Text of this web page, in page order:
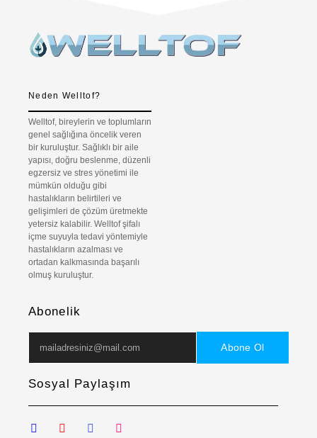
Neden Welltof?
Welltof, bireylerin ve toplumların
genel sağlığına öncelik veren
bir kuruluştur. Sağlıklı bir aile
yapısı, doğru beslenme, düzenli
egzersiz ve stres yönetimi ile
mümkün olduğu gibi
hastalıkların belirtileri ve
gelişimleri de çözüm üretmekte
yetersiz kalabilir. Welltof şifalı
içme suyuyla tedavi yöntemiyle
hastalıkların azalması ve
ortadan kalkmasında başarılı
olmuş kuruluştur.
Abonelik
Abone Ol
Sosyal Paylaşım